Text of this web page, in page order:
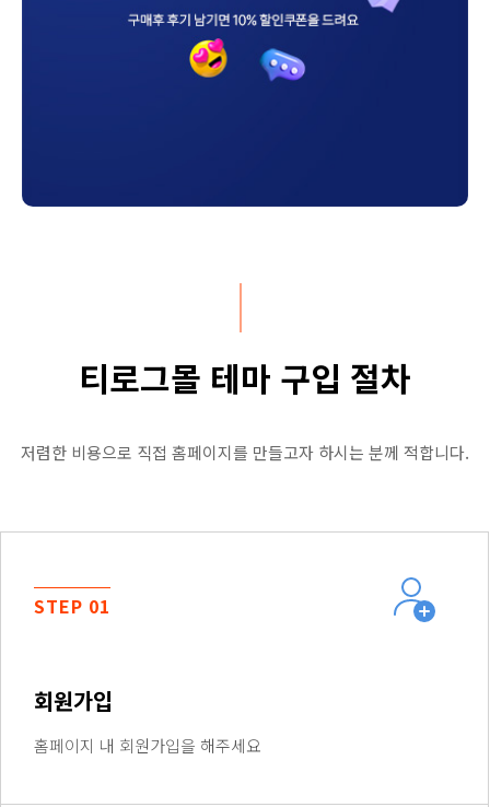
티로그몰 테마 구입 절차
저렴한 비용으로 직접 홈페이지를 만들고자 하시는 분께 적합니다.
STEP 01
회원가입
홈페이지 내 회원가입을 해주세요